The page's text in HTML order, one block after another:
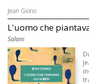
Jean Giono
L'uomo che
Salani